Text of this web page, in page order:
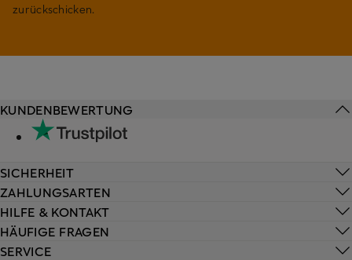
zurückschicken.
HILFE & KONTAKT
HÄUFIGE FRAGEN
SERVICE
KUNDENBEWERTUNG
SICHERHEIT
ZAHLUNGSARTEN